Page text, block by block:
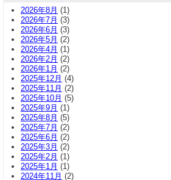
2026年8月 (1)
2026年7月 (3)
2026年6月 (3)
2026年5月 (2)
2026年4月 (1)
2026年2月 (2)
2026年1月 (2)
2025年12月 (4)
2025年11月 (2)
2025年10月 (5)
2025年9月 (1)
2025年8月 (5)
2025年7月 (2)
2025年6月 (2)
2025年3月 (2)
2025年2月 (1)
2025年1月 (1)
2024年11月 (2)